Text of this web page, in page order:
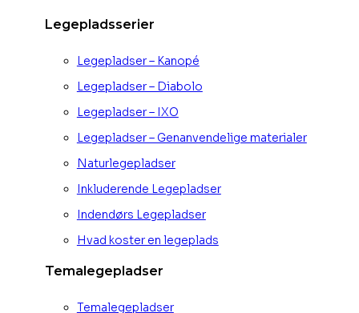
Legepladsserier
Legepladser – Kanopé
Legepladser – Diabolo
Legepladser – IXO
Legepladser – Genanvendelige materialer
Naturlegepladser
Inkluderende Legepladser
Indendørs Legepladser
Hvad koster en legeplads
Temalegepladser
Temalegepladser